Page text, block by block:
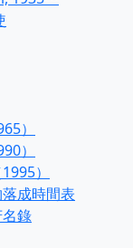
）
）
）
成時間表
錄